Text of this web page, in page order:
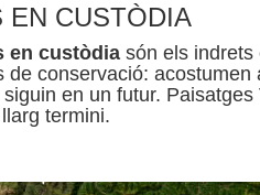
EN CUSTÒDIA
en custòdia són els indrets
de conservació:
en un futur.
termini.